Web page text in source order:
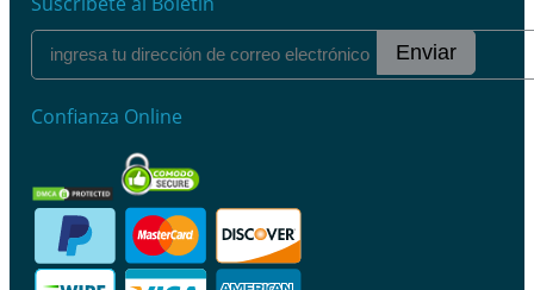
Enviar
Confianza Online